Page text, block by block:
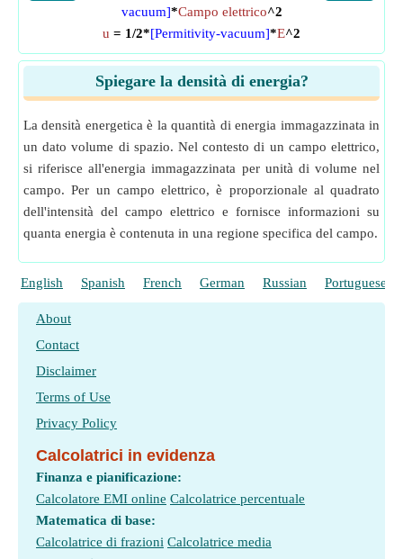
vacuum]*Campo elettrico^2
u = 1/2*[Permitivity-vacuum]*E^2
Spiegare la densità di energia?
La densità energetica è la quantità di energia immagazzinata in
un dato volume di spazio. Nel contesto di un campo elettrico,
si riferisce all'energia immagazzinata per unità di volume nel
campo. Per un campo elettrico, è proporzionale al quadrato
dell'intensità del campo elettrico e fornisce informazioni su
quanta energia è contenuta in una regione specifica del campo.
English Spanish French German Russian Portuguese
About
Contact
Disclaimer
Terms of Use
Privacy Policy
Calcolatrici in evidenza
Finanza e pianificazione:
Calcolatore EMI online Calcolatrice percentuale
Matematica di base:
Calcolatrice di frazioni Calcolatrice media